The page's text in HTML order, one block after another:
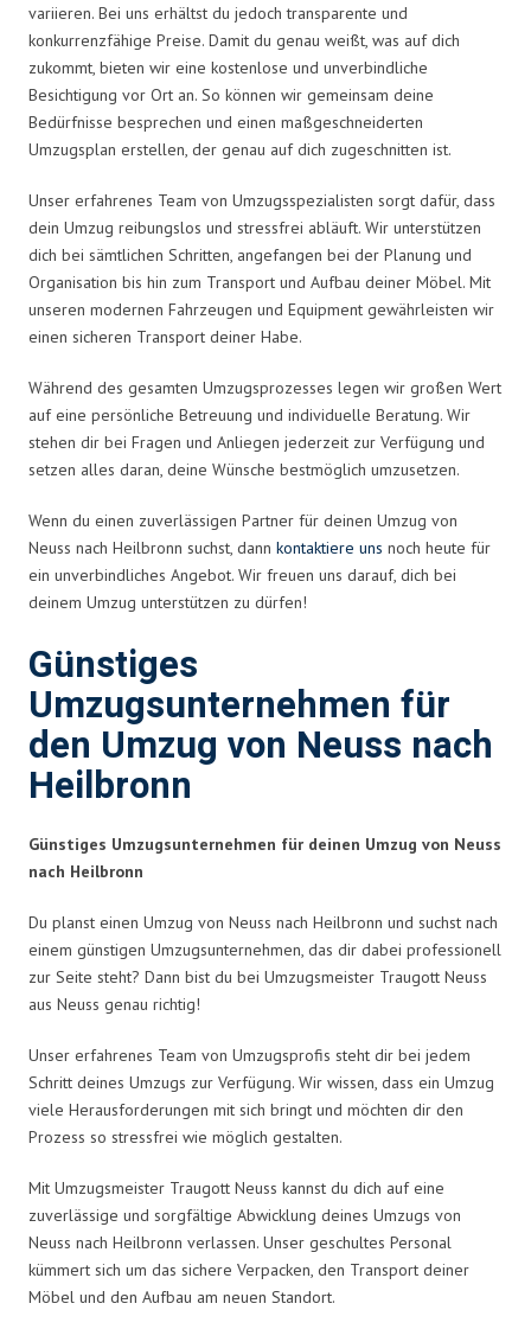
variieren. Bei uns erhältst du jedoch transparente und
konkurrenzfähige Preise. Damit du genau weißt, was auf dich
zukommt, bieten wir eine kostenlose und unverbindliche
Besichtigung vor Ort an. So können wir gemeinsam deine
Bedürfnisse besprechen und einen maßgeschneiderten
Umzugsplan erstellen, der genau auf dich zugeschnitten ist.
Unser erfahrenes Team von Umzugsspezialisten sorgt dafür, dass
dein Umzug reibungslos und stressfrei abläuft. Wir unterstützen
dich bei sämtlichen Schritten, angefangen bei der Planung und
Organisation bis hin zum Transport und Aufbau deiner Möbel. Mit
unseren modernen Fahrzeugen und Equipment gewährleisten wir
einen sicheren Transport deiner Habe.
Während des gesamten Umzugsprozesses legen wir großen Wert
auf eine persönliche Betreuung und individuelle Beratung. Wir
stehen dir bei Fragen und Anliegen jederzeit zur Verfügung und
setzen alles daran, deine Wünsche bestmöglich umzusetzen.
Wenn du einen zuverlässigen Partner für deinen Umzug von
Neuss nach Heilbronn suchst, dann kontaktiere uns noch heute für
ein unverbindliches Angebot. Wir freuen uns darauf, dich bei
deinem Umzug unterstützen zu dürfen!
Günstiges
Umzugsunternehmen für
den Umzug von Neuss nach
Heilbronn
Günstiges Umzugsunternehmen für deinen Umzug von Neuss
nach Heilbronn
Du planst einen Umzug von Neuss nach Heilbronn und suchst nach
einem günstigen Umzugsunternehmen, das dir dabei professionell
zur Seite steht? Dann bist du bei Umzugsmeister Traugott Neuss
aus Neuss genau richtig!
Unser erfahrenes Team von Umzugsprofis steht dir bei jedem
Schritt deines Umzugs zur Verfügung. Wir wissen, dass ein Umzug
viele Herausforderungen mit sich bringt und möchten dir den
Prozess so stressfrei wie möglich gestalten.
Mit Umzugsmeister Traugott Neuss kannst du dich auf eine
zuverlässige und sorgfältige Abwicklung deines Umzugs von
Neuss nach Heilbronn verlassen. Unser geschultes Personal
kümmert sich um das sichere Verpacken, den Transport deiner
Möbel und den Aufbau am neuen Standort.